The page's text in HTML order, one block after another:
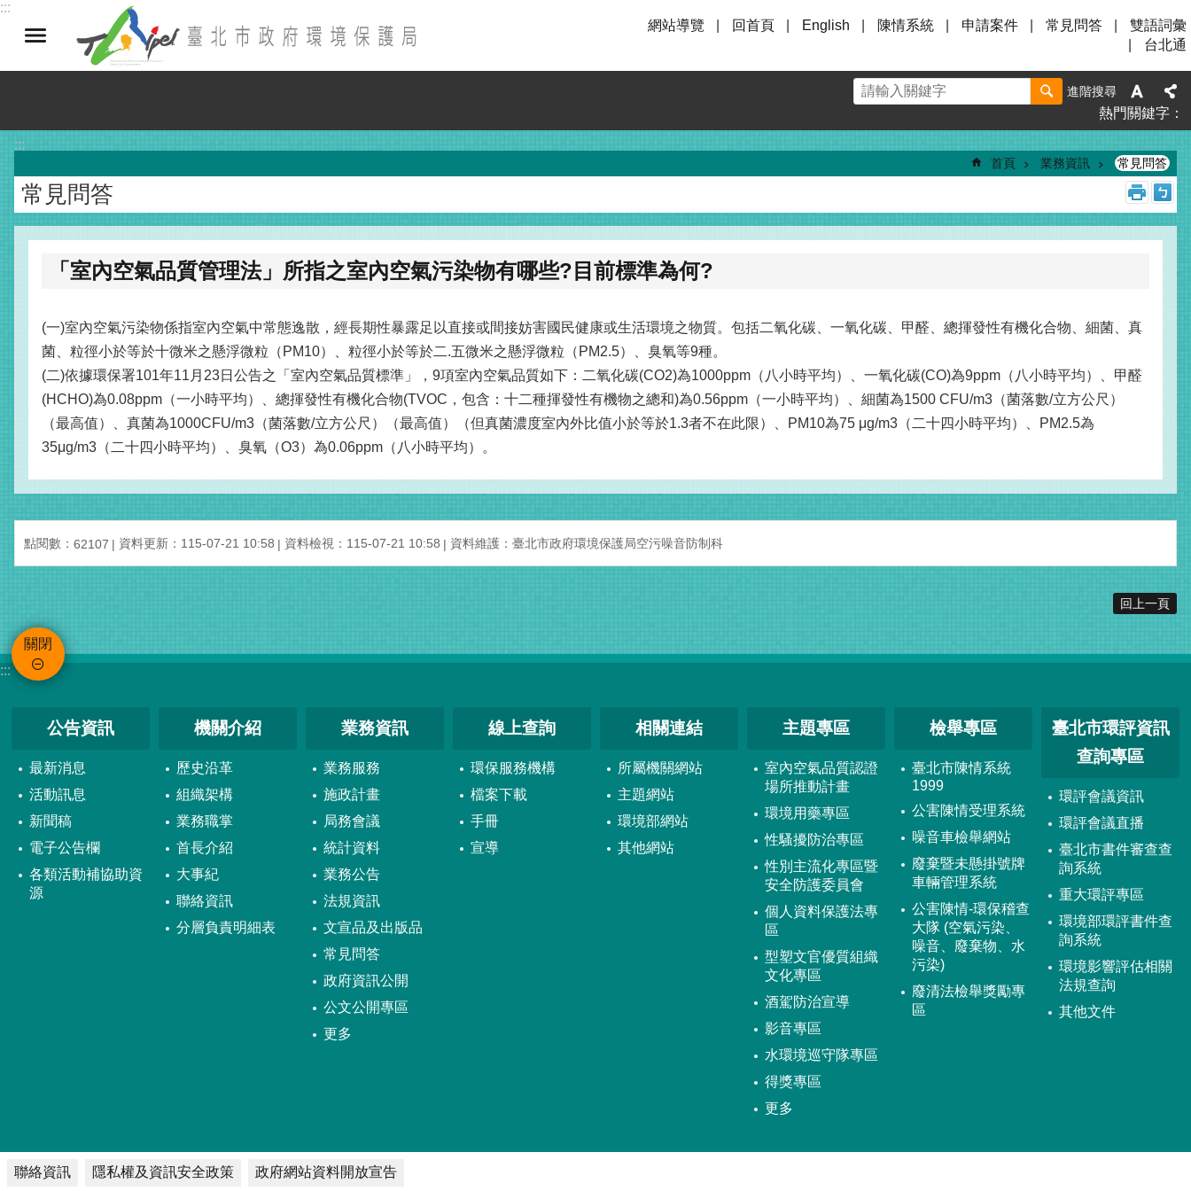
跳到主要內容區塊
:::
網站導覽
回首頁 English 陳情系統 申請案件 常見問答
雙語詞彙
台北通
進階搜尋
熱門關鍵字
:::
首頁 業務資訊 常見問答
常見問答
「室內空氣品質管理法」所指之室內空氣污染物有哪些?目前標準為何?
(一)室內空氣污染物係指室內空氣中常態逸散，經長期性暴露足以直接或間接妨害國民健康或生活環境之物質。包括二氧化碳、一氧化碳、甲醛、總揮發性有機化合物、細菌、真
菌、粒徑小於等於十微米之懸浮微粒（PM10）、粒徑小於等於二.五微米之懸浮微粒（PM2.5）、臭氧等9種。
(二)依據環保署101年11月23日公告之「室內空氣品質標準」，9項室內空氣品質如下：二氧化碳(CO2)為1000ppm（八小時平均）、一氧化碳(CO)為9ppm（八小時平均）、甲醛
(HCHO)為0.08ppm（一小時平均）、總揮發性有機化合物(TVOC，包含：十二種揮發性有機物之總和)為0.56ppm（一小時平均）、細菌為1500 CFU/m3（菌落數/立方公尺）
（最高值）、真菌為1000CFU/m3（菌落數/立方公尺）（最高值）（但真菌濃度室內外比值小於等於1.3者不在此限）、PM10為75 μg/m3（二十四小時平均）、PM2.5為
35μg/m3（二十四小時平均）、臭氧（O3）為0.06ppm（八小時平均）。
點閱數： 62107 資料更新：115-07-21 10:58 資料檢視：115-07-21 10:58 資料維護：臺北市政府環境保護局空污噪音防制科
回上一頁
關閉
:::
公告資訊
最新消息
活動訊息
新聞稿
電子公告欄
各類活動補協助資
源
機關介紹
歷史沿革
組織架構
業務職掌
首長介紹
大事紀
聯絡資訊
分層負責明細表
業務資訊
業務服務
施政計畫
局務會議
統計資料
業務公告
法規資訊
文宣品及出版品
常見問答
政府資訊公開
公文公開專區
更多
線上查詢
環保服務機構
檔案下載
手冊
宣導
相關連結
所屬機關網站
主題網站
環境部網站
其他網站
主題專區
室內空氣品質認證
場所推動計畫
環境用藥專區
性騷擾防治專區
性別主流化專區暨
安全防護委員會
個人資料保護法專
區
型塑文官優質組織
文化專區
酒駕防治宣導
影音專區
水環境巡守隊專區
得獎專區
更多
檢舉專區
臺北市陳情系統
1999
公害陳情受理系統
噪音車檢舉網站
廢棄暨未懸掛號牌
車輛管理系統
公害陳情-環保稽查
大隊 (空氣污染、
噪音、廢棄物、水
污染)
廢清法檢舉獎勵專
區
臺北市環評資訊
查詢專區
環評會議資訊
環評會議直播
臺北市書件審查查
詢系統
重大環評專區
環境部環評書件查
詢系統
環境影響評估相關
法規查詢
其他文件
聯絡資訊 隱私權及資訊安全政策 政府網站資料開放宣告